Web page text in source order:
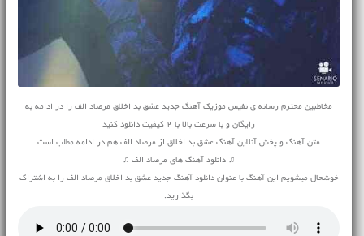
مخاطبین محترم رسانه ی نفیس موزیک آهنگ جدید عشق بد اخلاق مرصاد الف را در ادامه به
رایگان و با سرعت بالا با 2 کیفیت دانلود کنید
متن آهنگ و پخش آنلاین آهنگ عشق بد اخلاق از مرصاد الف هم در ادامه مطلب است
♫ دانلود آهنگ های مرصاد الف ♫
خوشحال میشویم این آهنگ با عنوان دانلود آهنگ جدید عشق بد اخلاق مرصاد الف را به اشتراک
بگذارید.